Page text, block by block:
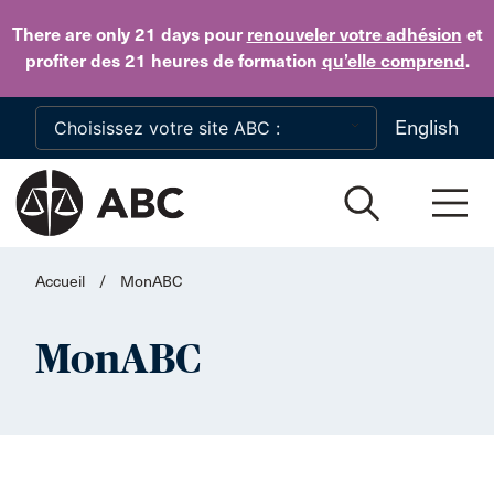
There are only 21 dayspour renouveler votre adhésion et
profiter des 21 heures de formation qu’elle comprend.
Skip to main content
English
Accueil / MonABC
MonABC